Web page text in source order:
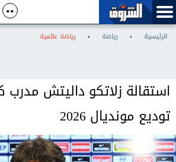
الرئيسية › رياضة › رياضة عالمية
استقالة زلاتكو داليتش مدرب
توديع مونديال 2026